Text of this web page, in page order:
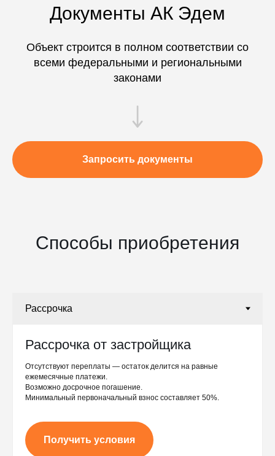
Документы АК Эдем
Объект строится в полном соответствии со
всеми федеральными и региональными
законами
Запросить документы
Способы приобретения
Рассрочка от застройщика
Отсутствуют переплаты — остаток делится на равные
ежемесячные платежи.
Возможно досрочное погашение.
Минимальный первоначальный взнос составляет 50%.
Получить условия